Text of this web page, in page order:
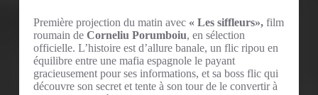
Première projection du matin avec « Les siffleurs»,film
roumain de Corneliu Porumboiu, en sélection
officielle. L’histoire est d’allure banale, un flic ripou en
équilibre entre une mafia espagnole le payant
gracieusement pour ses informations, et sa boss flic qui
découvre son secret et tente à son tour de le convertir à